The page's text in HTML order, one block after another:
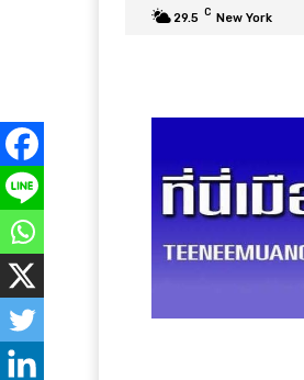
29.5 C New York